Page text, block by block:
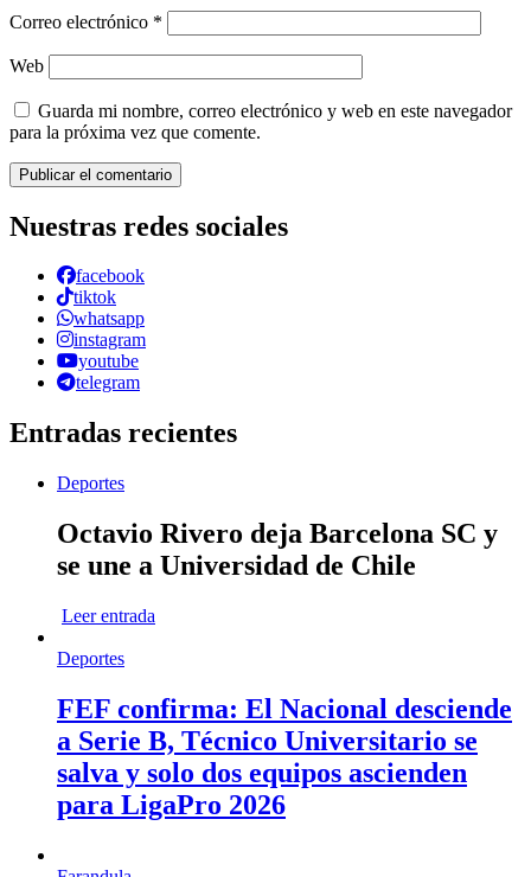
Correo electrónico *
Web
Guarda mi nombre, correo electrónico y web en este navegador
para la próxima vez que comente.
Nuestras redes sociales
facebook
tiktok
whatsapp
instagram
youtube
telegram
Entradas recientes
Deportes
Octavio Rivero deja Barcelona SC y
se une a Universidad de Chile
Leer entrada
Deportes
FEF confirma: El Nacional desciende
a Serie B, Técnico Universitario se
salva y solo dos equipos ascienden
para LigaPro 2026